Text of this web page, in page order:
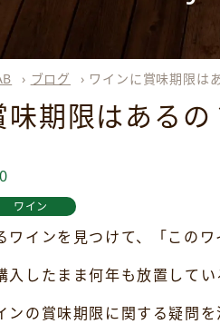
› ブログ › ワインに賞味期限は
味期限はある
ワイン
ワインを見つけて、「この
入したまま何年も放置してい
ンの賞味期限に関する疑問